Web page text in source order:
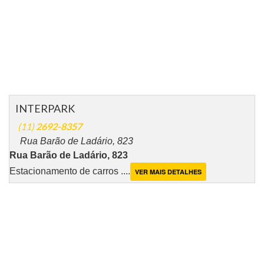
INTERPARK
(11)2692-8357
Rua Barão de Ladário, 823
Rua Barão de Ladário, 823
Estacionamento de carros .... VER MAIS DETALHES